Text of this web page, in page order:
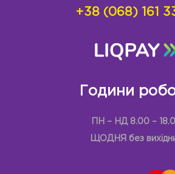
+38 (068) 161
Години
ПН – НД 8.00 –
ЩОДНЯ без